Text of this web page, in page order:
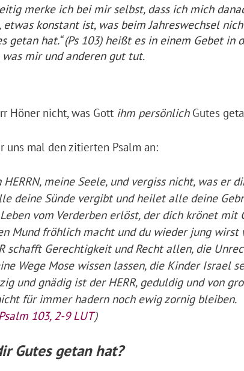
merke ich bei mir selbst, dass ich mich
konstant ist, was beim Jahreswechsel
getan hat.“ (Ps 103) heißt es in einem Gebet in
was mir und anderen gut tut.
Höner nicht, was Gott ihm persönlichGutes
uns mal den zitierten Psalm an:
HERRN, meine Seele, und vergiss nicht, was er
deine Sünde vergibt und heilet alle deine
vom Verderben erlöst, der dich krönet mit
Mund fröhlich macht und du wieder jung wirst
schafft Gerechtigkeit und Recht allen, die
Wege Mose wissen lassen, die Kinder Israel
und gnädig ist der HERR, geduldig und von
für immer hadern noch ewig zornig bleiben.
Psalm 103, 2-9 LUT)
Gutes getan hat?